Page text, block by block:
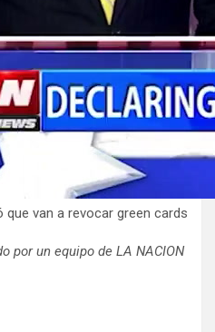
que van a revocar green cards
por un equipo de LA NACION